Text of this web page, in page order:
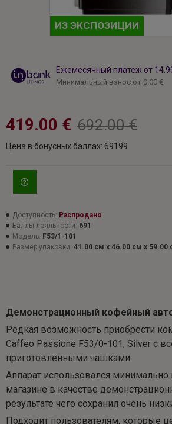
ИЗ ЭКСПОЗИЦИИ
Доступность: Распродано
Баллы лояльности: 691
Модель: F53/1-101
Размер упаковки: 41.00 см x 46.00 см x 59.00
419.00 € 692.00 €
Цена в бонусных баллах: 69199
Ежемесячный платеж от
Минимальный взнос от 0.00 €
Демонстрационный кофейный
Редкая возможность приобрести
Caffeo Passione F53/0-101, Silver с
приготовленными чашками.
Аппарат использовался минимально
магазине в качестве
результате чего сохранил очень
Подходит пользователям, которые